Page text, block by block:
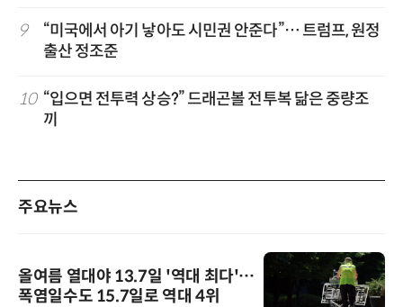
9
“미국에서 아기 낳아도 시민권 안준다”… 트럼프, 원정
출산 정조준
10 “입으면 전투력 상승?” 드래곤볼 전투복 닮은 중량조
끼
주요뉴스
올여름 열대야 13.7일 '역대 최다'…
폭염일수도 15.7일로 역대 4위